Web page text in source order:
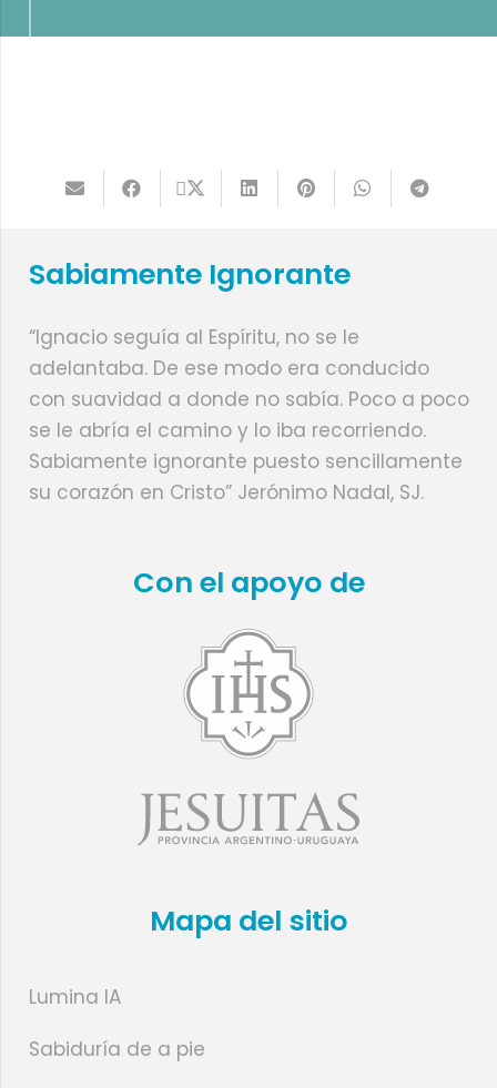
Sabiamente Ignorante
“Ignacio seguía al Espíritu, no se le
adelantaba. De ese modo era conducido
con suavidad a donde no sabía. Poco a poco
se le abría el camino y lo iba recorriendo.
Sabiamente ignorante puesto sencillamente
su corazón en Cristo” Jerónimo Nadal, SJ.
Con el apoyo de
Mapa del sitio
Lumina IA
Sabiduría de a pie